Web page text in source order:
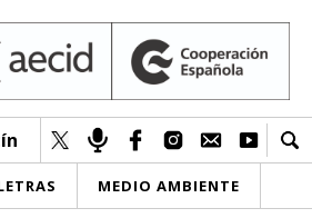
MEDIO AMBIENTE